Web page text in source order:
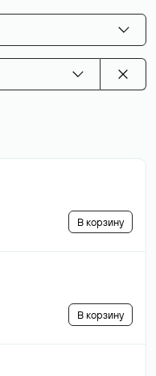
В корзину
В корзину